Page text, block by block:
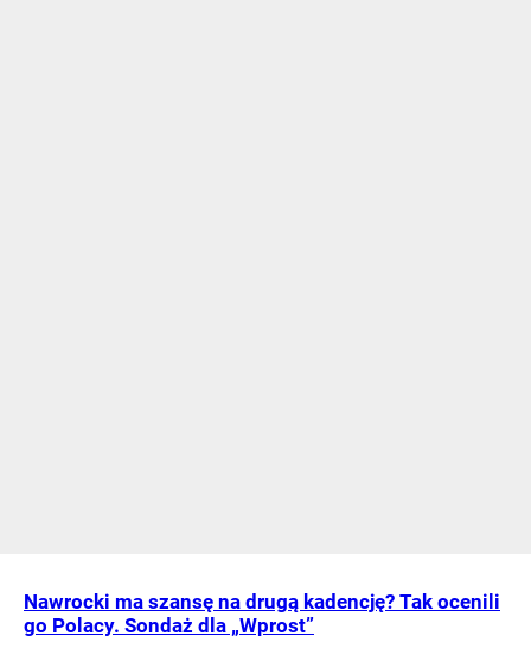
Nawrocki ma szansę na drugą kadencję? Tak ocenili
go Polacy. Sondaż dla „Wprost”